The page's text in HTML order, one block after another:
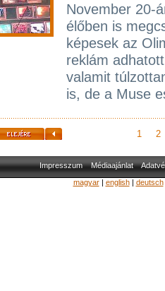
November 20-
élőben is
képesek az
reklám
valamit
is, de a Muse
1 2
Impresszum Médiaajánlat
magyar| english| deutsch